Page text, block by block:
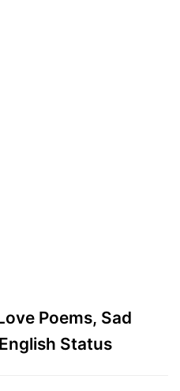
Poems, Sad
Status